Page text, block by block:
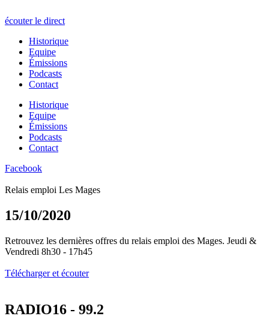
écouter le direct
Historique
Equipe
Émissions
Podcasts
Contact
Historique
Equipe
Émissions
Podcasts
Contact
Facebook
Relais emploi Les Mages
15/10/2020
Retrouvez les dernières offres du relais emploi des Mages. Jeudi &
Vendredi 8h30 - 17h45
Télécharger et écouter
RADIO16 - 99.2